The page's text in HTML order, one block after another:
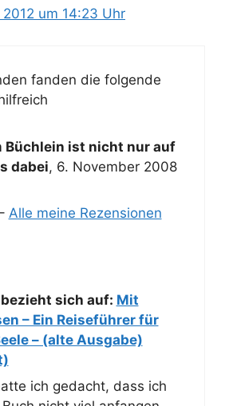
um 14:23 Uhr
fanden die folgende
Büchlein ist nicht nur auf
dabei, 6. November 2008
Alle meine Rezensionen
sich auf: Mit
– Ein Reiseführer für
– (alte Ausgabe)
ich gedacht, dass ich